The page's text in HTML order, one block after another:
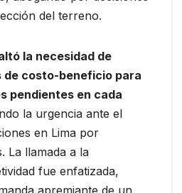
del terreno.
la necesidad de
de costo-beneficio para
pendientes en cada
la urgencia ante el
en Lima por
La llamada a la
fue enfatizada,